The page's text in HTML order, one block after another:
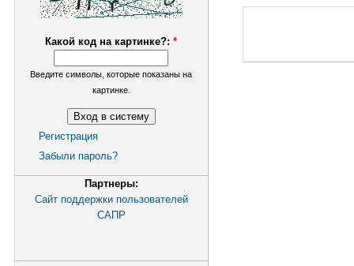
Какой код на картинке?:*
Введите символы, которые показаны на
картинке.
Регистрация
Забыли пароль?
Партнеры:
Сайт поддержки пользователей
САПР